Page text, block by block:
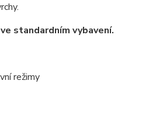
standardním vybavení.
režimy